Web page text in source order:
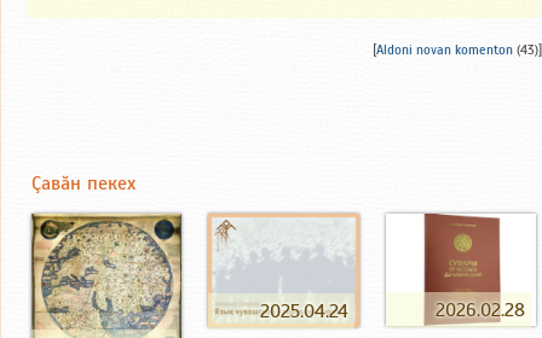
[Aldoni novan komenton (43)]
Çавăн пекех
2025.04.24 2026.02.28